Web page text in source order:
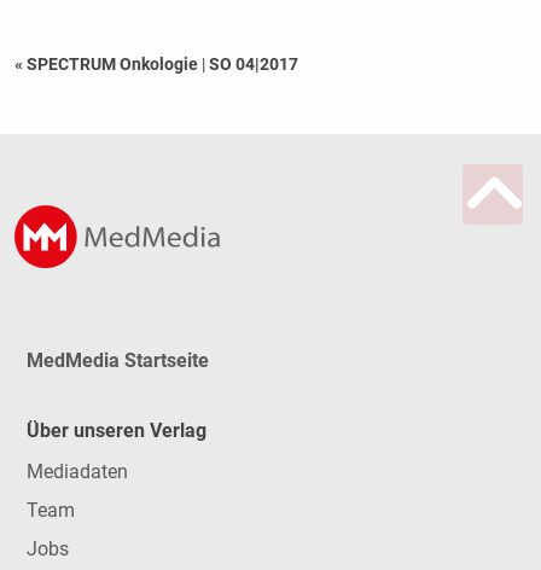
« SPECTRUM Onkologie |SO 04|2017
MedMedia Startseite
Über unseren Verlag
Mediadaten
Team
Jobs